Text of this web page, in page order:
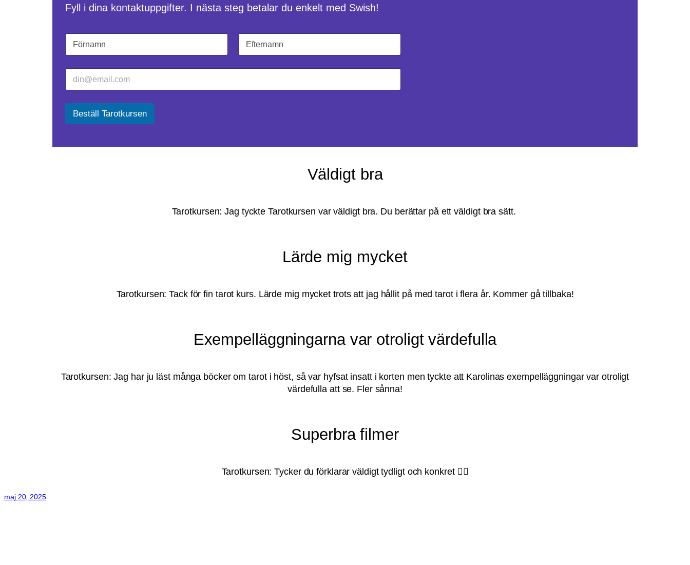
Fyll i dina kontaktuppgifter. I nästa steg betalar du enkelt med Swish!
m
n
-
o
t
N
m
n
E
p
o
t
Beställ Tarotkursen
Väldigt bra
Tarotkursen: Jag tyckte Tarotkursen var väldigt bra. Du berättar på ett väldigt bra sätt.
Lärde mig mycket
Tarotkursen: Tack för fin tarot kurs. Lärde mig mycket trots att jag hållit på med tarot i flera år. Kommer gå tillbaka!
Exempelläggningarna var otroligt värdefulla
Tarotkursen: Jag har ju läst många böcker om tarot i höst, så var hyfsat insatt i korten men tyckte att Karolinas exempelläggningar var otroligt
värdefulla att se. Fler sånna!
Superbra filmer
Tarotkursen: Tycker du förklarar väldigt tydligt och konkret 👍🏼
maj 20, 2025